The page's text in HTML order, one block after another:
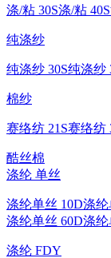
涤/粘 30S涤/粘 40S
纯涤纱
纯涤纱 30S纯涤纱
棉纱
赛络纺 21S赛络纺
酷丝棉
涤纶 单丝
涤纶单丝 10D涤纶
涤纶单丝 60D涤纶
涤纶 FDY